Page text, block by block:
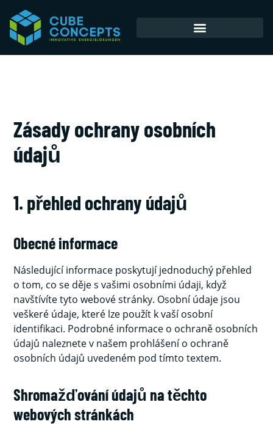
Zásady ochrany osobních
údajů
1. přehled ochrany údajů
Obecné informace
Následující informace poskytují jednoduchý přehled
o tom, co se děje s vašimi osobními údaji, když
navštívíte tyto webové stránky. Osobní údaje jsou
veškeré údaje, které lze použít k vaší osobní
identifikaci. Podrobné informace o ochraně osobních
údajů naleznete v našem prohlášení o ochraně
osobních údajů uvedeném pod tímto textem.
Shromažďování údajů na těchto
webových stránkách